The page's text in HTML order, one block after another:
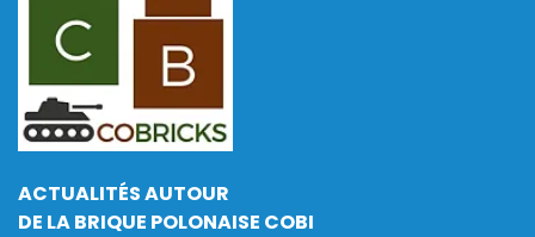
ACTUALITÉS AUTOUR
DE LA BRIQUE POLONAISE COBI